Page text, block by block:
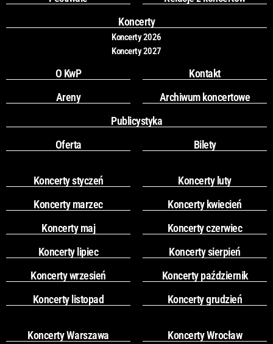
o
k
r
a
m
Koncerty
Koncerty 2026
Koncerty 2027
O KwP
Kontakt
Areny
Archiwum koncertowe
Publicystyka
Oferta
Bilety
Koncerty styczeń
Koncerty luty
Koncerty marzec
Koncerty kwiecień
Koncerty maj
Koncerty czerwiec
Koncerty lipiec
Koncerty sierpień
Koncerty wrzesień
Koncerty październik
Koncerty listopad
Koncerty grudzień
Koncerty Warszawa Koncerty Wrocław